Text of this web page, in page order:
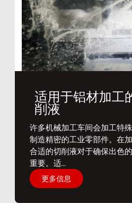
适用于铝材加工
削液
许多机械加工车间会加工特
制造精密的工业零部件。在
合适的切削液对于确保出色
重要。适...
更多信息